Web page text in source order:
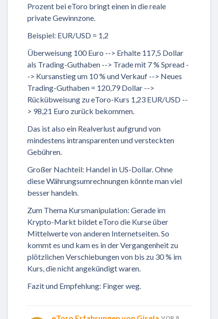
Prozent bei eToro bringt einen in die reale
private Gewinnzone.
Beispiel: EUR/USD = 1,2
Überweisung 100 Euro --> Erhalte 117,5 Dollar
als Trading-Guthaben --> Trade mit 7 % Spread -
-> Kursanstieg um 10 % und Verkauf --> Neues
Trading-Guthaben = 120,79 Dollar -->
Rückübweisung zu eToro-Kurs 1,23 EUR/USD --
> 98,21 Euro zurück bekommen.
Das ist also ein Realverlust aufgrund von
mindestens intransparenten und versteckten
Gebühren.
Großer Nachteil: Handel in US-Dollar. Ohne
diese Währungsumrechnungen könnte man viel
besser handeln.
Zum Thema Kursmanipulation: Gerade im
Krypto-Markt bildet eToro die Kurse über
Mittelwerte von anderen Internetseiten. So
kommt es und kam es in der Vergangenheit zu
plötzlichen Verschiebungen von bis zu 30 % im
Kurs, die nicht angekündigt waren.
Fazit und Empfehlung: Finger weg.